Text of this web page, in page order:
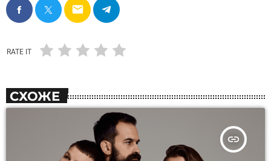
email
RATE IT
СХОЖЕ
insert_link